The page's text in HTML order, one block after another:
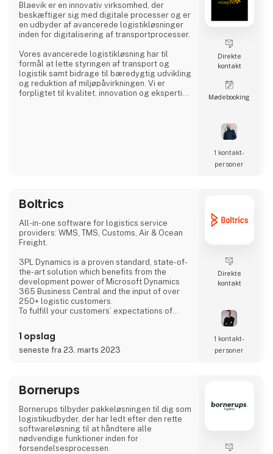
Blaevik er en innovativ virksomhed, der
beskæftiger sig med digitale processer og er
en udbyder af avancerede logistikløsninger
inden for digitalisering af transportprocesser.
Vores avancerede logistikløsning har til
formål at lette styringen af transport og
logistik samt bidrage til bæredygtig udvikling
og reduktion af miljøpåvirkningen. Vi er
forpligtet til kvalitet, innovation og ekspertise
Direkte
kontakt
Møde­booking
1 kontakt­
personer
Boltrics
All-in-one software for logistics service
providers: WMS, TMS, Customs, Air & Ocean
Freight.
3PL Dynamics is a proven standard, state-of-
the-art solution which benefits from the
development power of Microsoft Dynamics
365 Business Central and the input of over
250+ logistic customers.
To fulfill your customers’ expectations of
customers due to the limitations of your
current logistics software? Do you struggle
costs? As a l
1 opslag
seneste fra 23. marts 2023
Direkte
kontakt
1 kontakt­
personer
Bornerups
Bornerups tilbyder pakkeløsningen til dig som
logistikudbyder, der har ledt efter den rette
softwareløsning til at håndtere alle
nødvendige funktioner inden for
forsendelsesprocessen.